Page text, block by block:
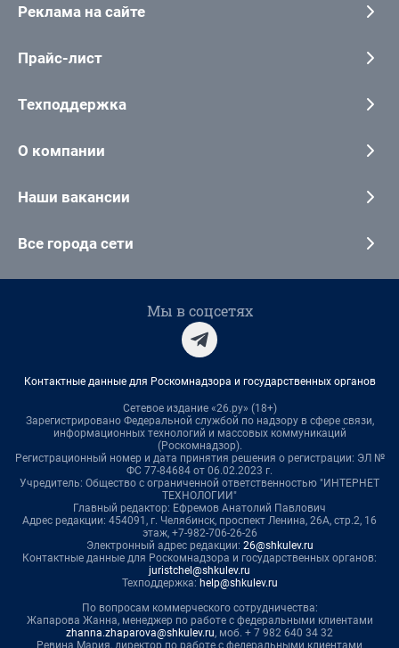
Реклама на сайте
Прайс-лист
Техподдержка
О компании
Наши вакансии
Все города сети
Мы в соцсетях
Контактные данные для Роскомнадзора и государственных органов
Сетевое издание «26.ру» (18+)
Зарегистрировано Федеральной службой по надзору в сфере связи,
информационных технологий и массовых коммуникаций
(Роскомнадзор).
Регистрационный номер и дата принятия решения о регистрации: ЭЛ №
ФС 77-84684 от 06.02.2023 г.
Учредитель: Общество с ограниченной ответственностью "ИНТЕРНЕТ
ТЕХНОЛОГИИ"
Главный редактор: Ефремов Анатолий Павлович
Адрес редакции: 454091, г. Челябинск, проспект Ленина, 26А, стр.2, 16
этаж, +7-982-706-26-26
Электронный адрес редакции: 26@shkulev.ru
Контактные данные для Роскомнадзора и государственных органов:
juristchel@shkulev.ru
Техподдержка: help@shkulev.ru
По вопросам коммерческого сотрудничества:
Жапарова Жанна, менеджер по работе с федеральными клиентами
zhanna.zhaparova@shkulev.ru, моб. + 7 982 640 34 32
Ревина Мария, директор по работе с федеральными клиентами